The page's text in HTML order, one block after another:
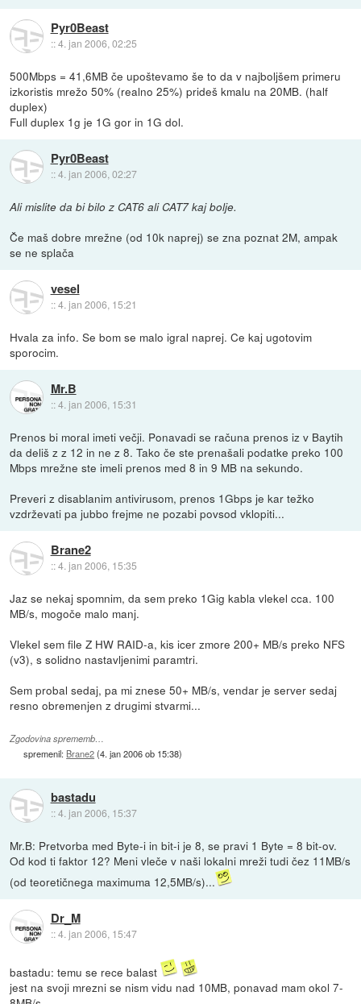
Pyr0Beast
::4. jan 2006, 02:25
500Mbps = 41,6MB če upoštevamo še to da v najboljšem primeru
izkoristis mrežo 50% (realno 25%) prideš kmalu na 20MB. (half
duplex)
Full duplex 1g je 1G gor in 1G dol.
Pyr0Beast
::4. jan 2006, 02:27
Ali mislite da bi bilo z CAT6 ali CAT7 kaj bolje.
Če maš dobre mrežne (od 10k naprej) se zna poznat 2M, ampak
se ne splača
vesel
::4. jan 2006, 15:21
Hvala za info. Se bom se malo igral naprej. Ce kaj ugotovim
sporocim.
Mr.B
::4. jan 2006, 15:31
Prenos bi moral imeti večji. Ponavadi se računa prenos iz v Baytih
da deliš z z 12 in ne z 8. Tako če ste prenašali podatke preko 100
Mbps mrežne ste imeli prenos med 8 in 9 MB na sekundo.
Preveri z disablanim antivirusom, prenos 1Gbps je kar težko
vzdrževati pa jubbo frejme ne pozabi povsod vklopiti...
Brane2
::4. jan 2006, 15:35
Jaz se nekaj spomnim, da sem preko 1Gig kabla vlekel cca. 100
MB/s, mogoče malo manj.
Vlekel sem file Z HW RAID-a, kis icer zmore 200+ MB/s preko NFS
(v3), s solidno nastavljenimi paramtri.
Sem probal sedaj, pa mi znese 50+ MB/s, vendar je server sedaj
resno obremenjen z drugimi stvarmi...
Zgodovina sprememb…
spremenil: Brane2(4. jan 2006 ob 15:38)
bastadu
::4. jan 2006, 15:37
Mr.B: Pretvorba med Byte-i in bit-i je 8, se pravi 1 Byte = 8 bit-ov.
Od kod ti faktor 12? Meni vleče v naši lokalni mreži tudi čez 11MB/s
(od teoretičnega maximuma 12,5MB/s)...
Dr_M
::4. jan 2006, 15:47
bastadu: temu se rece balast
jest na svoji mrezni se nism vidu nad 10MB, ponavad mam okol 7-